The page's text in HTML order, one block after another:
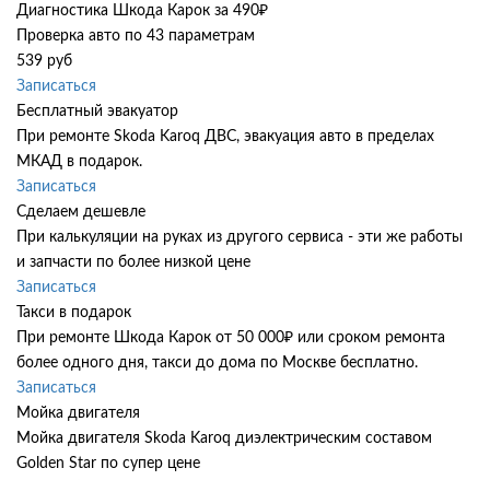
Диагностика Шкода Карок за 490₽
Проверка авто по 43 параметрам
539 руб
Записаться
Бесплатный эвакуатор
При ремонте Skoda Karoq ДВС, эвакуация авто в пределах
МКАД в подарок.
Записаться
Сделаем дешевле
При калькуляции на руках из другого сервиса - эти же работы
и запчасти по более низкой цене
Записаться
Такси в подарок
При ремонте Шкода Карок от 50 000₽ или сроком ремонта
более одного дня, такси до дома по Москве бесплатно.
Записаться
Мойка двигателя
Мойка двигателя Skoda Karoq диэлектрическим составом
Golden Star по супер цене